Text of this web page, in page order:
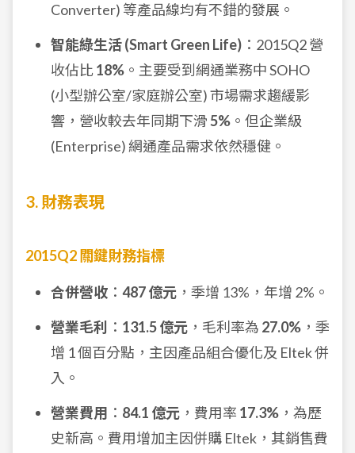
Converter) 等產品線均有不錯的發展。
智能綠生活 (Smart Green Life) ：2015Q2 營
收佔比18% 。主要受到網通業務中 SOHO
(小型辦公室/家庭辦公室) 市場需求趨緩影
響，營收較去年同期下滑5% 。但企業級
(Enterprise) 網通產品需求依然穩健。
3. 財務表現
2015Q2 關鍵財務指標
合併營收 ： 487 億元 ，季增 13%，年增 2%。
營業毛利
： 131.5 億元 ，毛利率為 27.0% ，季
增 1 個百分點，主因產品組合優化及 Eltek 併
入。
營業費用 ： 84.1 億元 ，費用率 17.3% ，為歷
史新高。費用增加主因併購 Eltek，其銷售費